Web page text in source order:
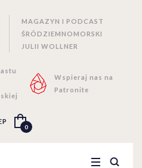
MAGAZYN I PODCAST
ŚRÓDZIEMNOMORSKI
JULII WOLLNER
Wspieraj nas na
Patronite
0